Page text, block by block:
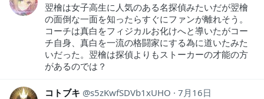
翌檜は女子高生に人気のある名探偵みたいだが翌檜
の面倒な一面を知ったらすぐにファンが離れそう。
コーチは真白をフィジカルお化けへと導いたがコー
チ自身、真白を一流の格闘家にする為に道いたみた
いだった。翌檜は探偵よりもストーカーの才能の方
があるのでは？
コトブキ s5zKwfSDVb1xUHO
7月16日